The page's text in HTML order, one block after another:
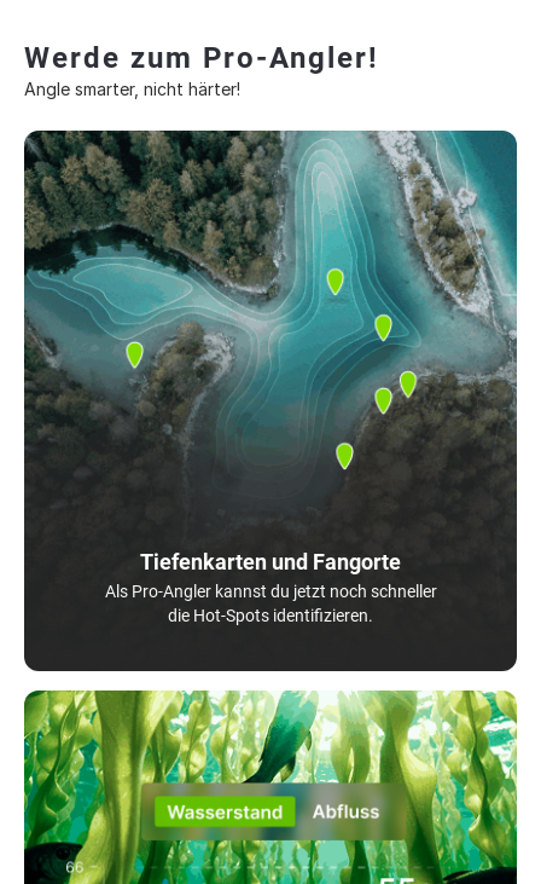
Werde zum Pro-Angler!
Angle smarter, nicht härter!
Tiefenkarten und Fangorte
Als Pro-Angler kannst du jetzt noch schneller
die Hot-Spots identifizieren.